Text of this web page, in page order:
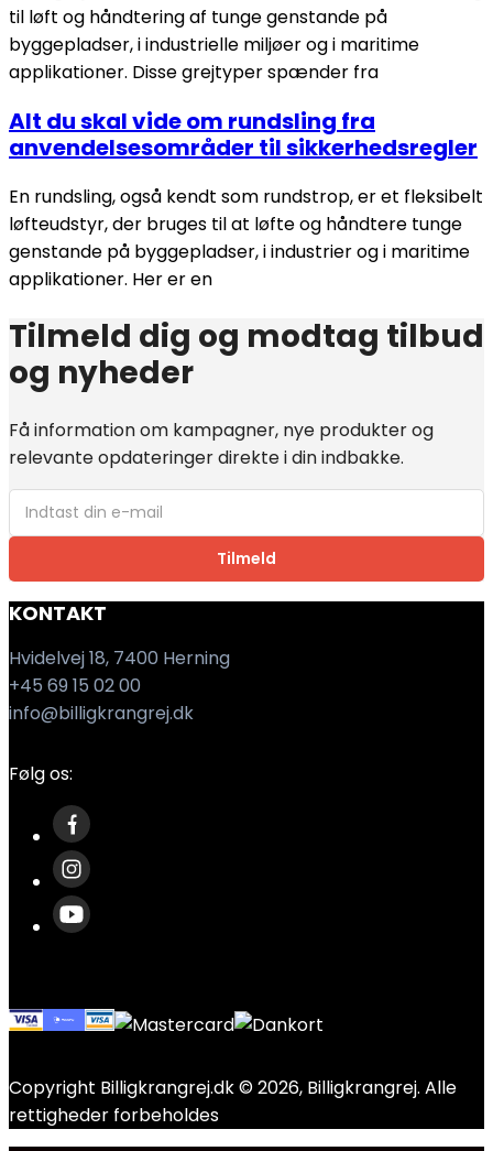
til løft og håndtering af tunge genstande på
byggepladser, i industrielle miljøer og i maritime
applikationer. Disse grejtyper spænder fra
Alt du skal vide om rundsling fra
anvendelsesområder til sikkerhedsregler
En rundsling, også kendt som rundstrop, er et fleksibelt
løfteudstyr, der bruges til at løfte og håndtere tunge
genstande på byggepladser, i industrier og i maritime
applikationer. Her er en
Tilmeld dig og modtag tilbud
og nyheder
Få information om kampagner, nye produkter og
relevante opdateringer direkte i din indbakke.
Tilmeld
KONTAKT
Hvidelvej 18, 7400 Herning
+45 69 15 02 00
info@billigkrangrej.dk
Følg os:
Copyright Billigkrangrej.dk © 2026, Billigkrangrej. Alle
rettigheder forbeholdes